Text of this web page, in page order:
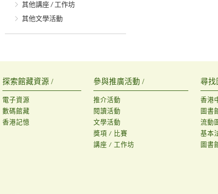
其他講座 / 工作坊
其他文學活動
探索館藏資源 /
電子資源
數碼館藏
香港記憶
參與推廣活動 /
推介活動
閱讀活動
文學活動
獎項 / 比賽
講座 / 工作坊
尋找
香港
圖書
流動
基本
圖書